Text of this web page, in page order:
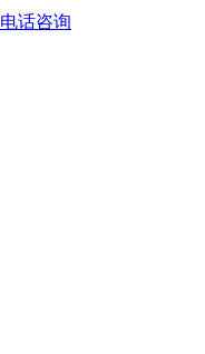
电话咨询